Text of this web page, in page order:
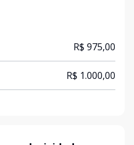
R$ 975,00
R$ 1.000,00